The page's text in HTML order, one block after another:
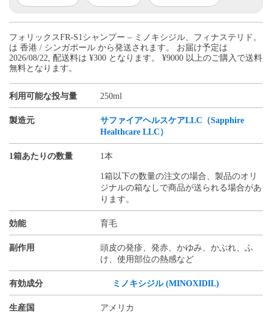
フォリックスFR-S1シャンプー – ミノキシジル、フィナステリド。
は 香港 / シンガポール から発送されます。 お届け予定は
2026/08/22, 配送料は ¥300 となります。 ¥9000 以上のご購入で送料
無料となります。
利用可能な投与量 250ml
製造元
サファイアヘルスケアLLC（Sapphire
Healthcare LLC）
1箱あたりの数量 1本
1箱以下の数量の注文の場合、製品のオリ
ジナルの箱なしで商品が送られる場合があ
ります。
効能 育毛
副作用
頭皮の発疹、発赤、かゆみ、かぶれ、ふ
け、使用部位の熱感など
有効成分 ミノキシジル (MINOXIDIL)
生産国 アメリカ